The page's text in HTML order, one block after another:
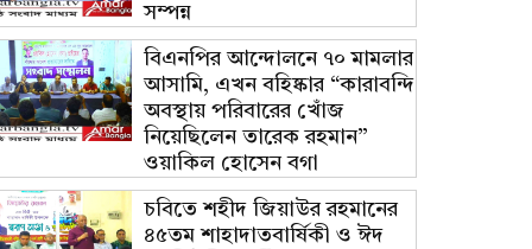
সম্পন্ন
বিএনপির আন্দোলনে ৭০ মামলার
আসামি, এখন বহিষ্কার “কারাবন্দি
অবস্থায় পরিবারের খোঁজ
নিয়েছিলেন তারেক রহমান”
ওয়াকিল হোসেন বগা
চবিতে শহীদ জিয়াউর রহমানের
৪৫তম শাহাদাতবার্ষিকী ও ঈদ